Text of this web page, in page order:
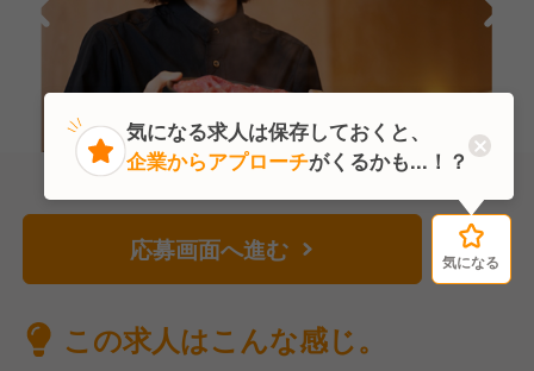
応募画面へ進む 気になる
この求人はこんな感じ。
気になる
気になる求人は保存しておくと、
企業からアプローチがくるかも...！？